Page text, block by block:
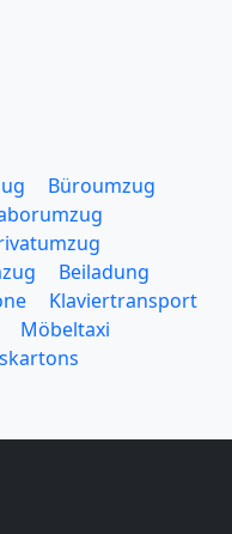
Büroumzug
Beiladung
Klaviertransport
Möbeltaxi